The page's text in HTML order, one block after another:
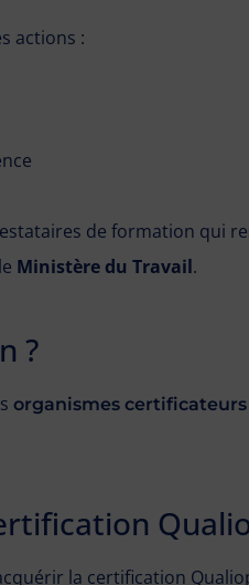
actions :
de formation qui
Ministère du Travail.
?
organismes certificateurs
la certification